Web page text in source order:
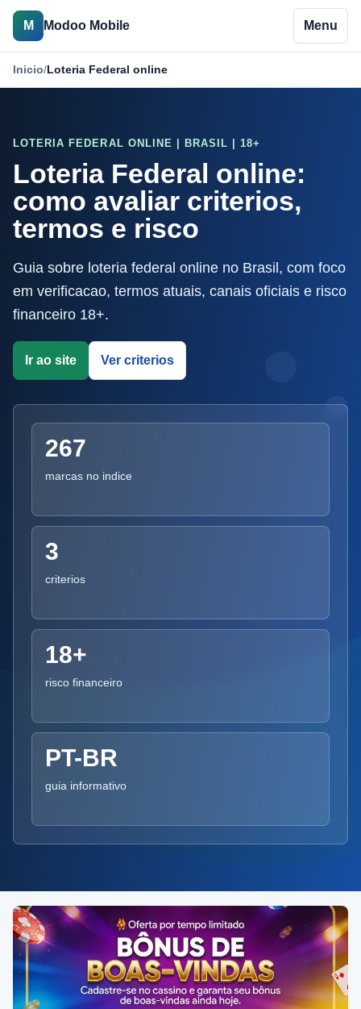
M Modoo Mobile Menu
Inicio/Loteria Federal online
LOTERIA FEDERAL ONLINE | BRASIL | 18+
Loteria Federal online:
como avaliar criterios,
termos e risco
Guia sobre loteria federal online no Brasil, com foco
em verificacao, termos atuais, canais oficiais e risco
financeiro 18+.
Ir ao site Ver criterios
267
marcas no indice
3
criterios
18+
risco financeiro
PT-BR
guia informativo